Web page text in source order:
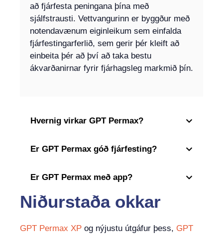
að fjárfesta peningana þína með
sjálfstrausti. Vettvangurinn er byggður með
notendavænum eiginleikum sem einfalda
fjárfestingarferlið, sem gerir þér kleift að
einbeita þér að því að taka bestu
ákvarðanirnar fyrir fjárhagsleg markmið þín.
Hvernig virkar GPT Permax?
Er GPT Permax góð fjárfesting?
Er GPT Permax með app?
Niðurstaða okkar
GPT Permax XP og nýjustu útgáfur þess, GPT